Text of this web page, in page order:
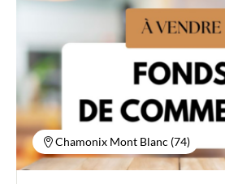
Chamonix Mont Blanc (74)